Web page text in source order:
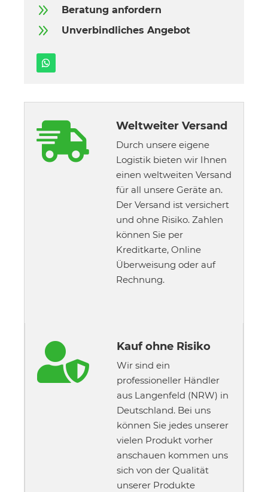
9 Beratung anfordern
9 Unverbindliches Angebot
 Weltweiter Versand
Durch unsere eigene
Logistik bieten wir Ihnen
einen weltweiten Versand
für all unsere Geräte an.
Der Versand ist versichert
und ohne Risiko. Zahlen
können Sie per
Kreditkarte, Online
Überweisung oder auf
Rechnung.
 Kauf ohne Risiko
Wir sind ein
professioneller Händler
aus Langenfeld (NRW) in
Deutschland. Bei uns
können Sie jedes unserer
vielen Produkt vorher
anschauen kommen uns
sich von der Qualität
unserer Produkte